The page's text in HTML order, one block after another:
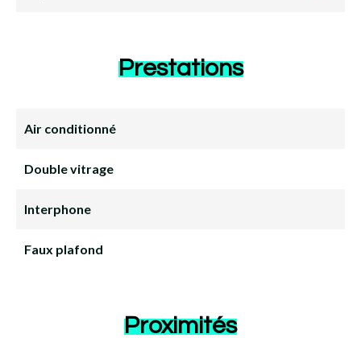
Prestations
Air conditionné
Double vitrage
Interphone
Faux plafond
Proximités